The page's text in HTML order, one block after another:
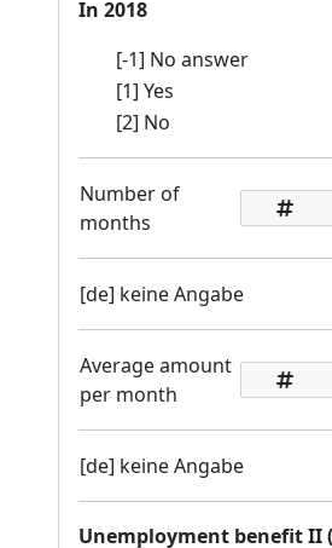
In 2018
[-1] No answer
[1] Yes
[2] No
Number of
months
[de] keine Angabe
Average amount
per month
[de] keine Angabe
Unemployment benefit II